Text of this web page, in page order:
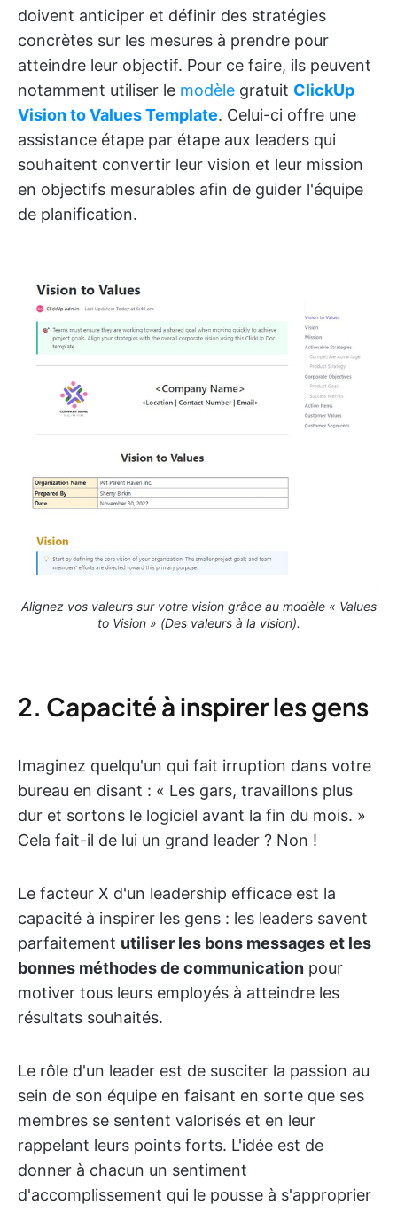
doivent anticiper et définir des stratégies
concrètes sur les mesures à prendre pour
atteindre leur objectif. Pour ce faire, ils peuvent
notamment utiliser le modèle gratuit ClickUp
Vision to Values Template. Celui-ci offre une
assistance étape par étape aux leaders qui
souhaitent convertir leur vision et leur mission
en objectifs mesurables afin de guider l'équipe
de planification.
Alignez vos valeurs sur votre vision grâce au modèle « Values
to Vision » (Des valeurs à la vision).
2. Capacité à inspirer les gens
Imaginez quelqu'un qui fait irruption dans votre
bureau en disant : « Les gars, travaillons plus
dur et sortons le logiciel avant la fin du mois. »
Cela fait-il de lui un grand leader ? Non !
Le facteur X d'un leadership efficace est la
capacité à inspirer les gens : les leaders savent
parfaitement utiliser les bons messages et les
bonnes méthodes de communication pour
motiver tous leurs employés à atteindre les
résultats souhaités.
Le rôle d'un leader est de susciter la passion au
sein de son équipe en faisant en sorte que ses
membres se sentent valorisés et en leur
rappelant leurs points forts. L'idée est de
donner à chacun un sentiment
d'accomplissement qui le pousse à s'approprier